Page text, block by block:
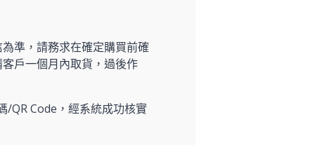
準，請務求在確定購買前確
戶一個月內取貨，過後作
/QR Code，經系統成功核實